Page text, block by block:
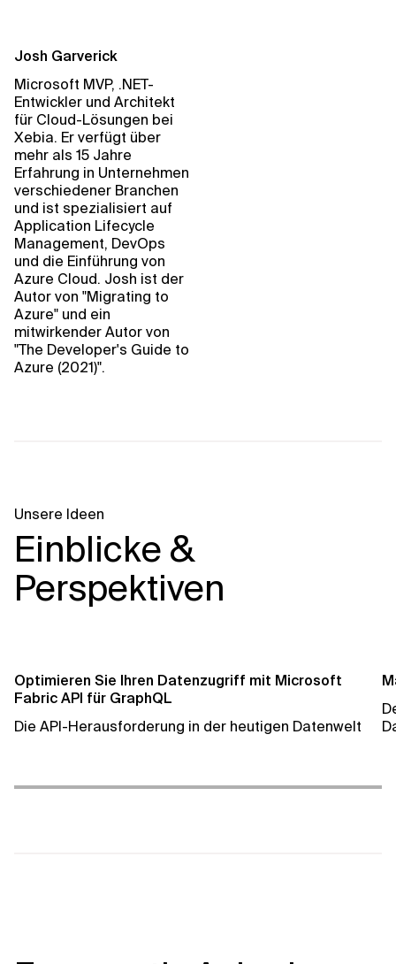
Kundengeschichte
lesen
Josh Garverick
Microsoft MVP, .NET-
Entwickler und Architekt
für Cloud-Lösungen bei
Xebia. Er verfügt über
mehr als 15 Jahre
Erfahrung in Unternehmen
verschiedener Branchen
und ist spezialisiert auf
Application Lifecycle
Management, DevOps
und die Einführung von
Azure Cloud. Josh ist der
Autor von "Migrating to
Azure" und ein
mitwirkender Autor von
"The Developer's Guide to
Azure (2021)".
Unsere Ideen
Einblicke &
Perspektiven
Optimieren Sie Ihren Datenzugriff mit Microsoft
Fabric API für GraphQL
Die API-Herausforderung in der heutigen Datenwelt